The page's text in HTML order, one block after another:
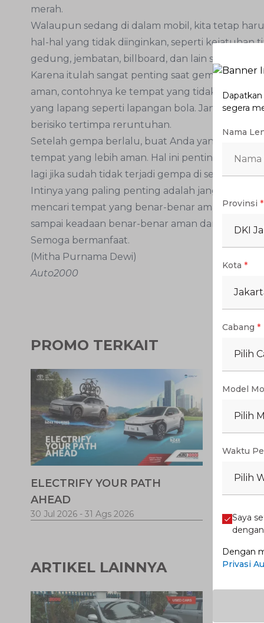
merah.
Walaupun sedang di dalam mobil, kita tetap
hal-hal yang tidak diinginkan, seperti
gedung, jembatan, billboard, dan lain sebagainya.
Karena itulah sangat penting saat gempa terjadi
aman, contohnya ke tempat yang tidak ada
yang lapang seperti lapangan bola. Jangan
berisiko tertimpa reruntuhan.
Setelah gempa berlalu, buat Anda yang berada
tempat yang lebih aman. Hal ini penting agar
lagi jika sudah tidak terjadi gempa di sekitar.
Intinya yang paling penting adalah jangan panik,
mencari tempat yang benar-benar aman, dan
sampai keadaan benar-benar aman dan gempa
Semoga bermanfaat.
(Mitha Purnama Dewi)
Auto2000
PROMO TERKAIT
ELECTRIFY YOUR PATH
AHEAD
30 Jul 2026 - 31 Ags 2026
Promo
1 Jul 2026-
ARTIKEL LAINNYA
segera
Nama
Provinsi *
DKI
Kota *
Cabang *
Pilih
Model
Pilih
Waktu
Pilih
Saya
dengan
Dengan
Privasi